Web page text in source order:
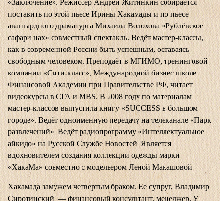
«Заключение». Режиссёр Андрей Житинкин собирается
поставить по этой пьесе Ирины Хакамады и по пьесе
авангардного драматурга Михаила Волохова «Рублёвское
сафари нах» совместный спектакль. Ведёт мастер-классы,
как в современной России быть успешным, оставаясь
свободным человеком. Преподаёт в МГИМО, тренинговой
компании «Сити-класс», Международной бизнес школе
Финансовой Академии при Правительстве РФ, читает
видеокурсы в СГА и MBS. В 2008 году по материалам
мастер-классов выпустила книгу «SUCCESS в большом
городе». Ведёт одноименную передачу на телеканале «Парк
развлечений». Ведёт радиопрограмму «Интеллектуальное
айкидо» на Русской Службе Новостей. Является
вдохновителем создания коллекции одежды марки
«ХакаМа» совместно с модельером Леной Макашовой.
Хакамада замужем четвертым браком. Ее супруг, Владимир
Сиротинский, — финансовый консультант, менеджер. У